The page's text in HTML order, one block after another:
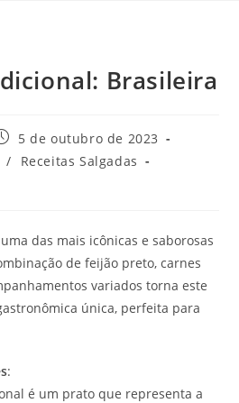
Brasileira
5 de outubro de 2023
/
Receitas Salgadas
das mais icônicas e saborosas
de feijão preto, carnes
variados torna este
única, perfeita para
:
é um prato que representa a